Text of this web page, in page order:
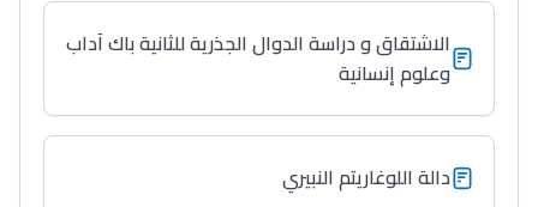
الاشتقاق و دراسة الدوال الجذرية للثانية باك آداب
وعلوم إنسانية
دالة اللوغاريتم النبيري